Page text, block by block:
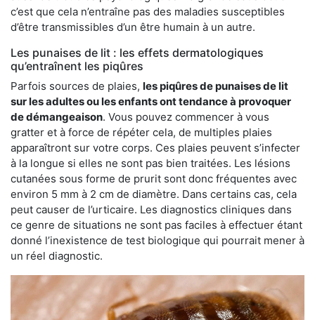
c’est que cela n’entraîne pas des maladies susceptibles
d’être transmissibles d’un être humain à un autre.
Les punaises de lit : les effets dermatologiques
qu’entraînent les piqûres
Parfois sources de plaies, les piqûres de punaises de lit
sur les adultes ou les enfants ont tendance à provoquer
de démangeaison. Vous pouvez commencer à vous
gratter et à force de répéter cela, de multiples plaies
apparaîtront sur votre corps. Ces plaies peuvent s’infecter
à la longue si elles ne sont pas bien traitées. Les lésions
cutanées sous forme de prurit sont donc fréquentes avec
environ 5 mm à 2 cm de diamètre. Dans certains cas, cela
peut causer de l’urticaire. Les diagnostics cliniques dans
ce genre de situations ne sont pas faciles à effectuer étant
donné l’inexistence de test biologique qui pourrait mener à
un réel diagnostic.